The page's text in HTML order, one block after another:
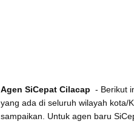
Agen SiCepat Cilacap - Berikut
yang ada di seluruh wilayah kota/
sampaikan. Untuk agen baru